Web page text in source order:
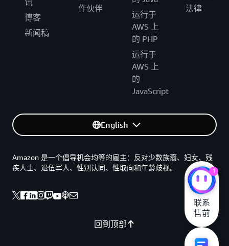
讯
博客
新闻稿
作伙伴
运行于
AWS 上
的 PHP
运行于
AWS 上
的
JavaScript
法律
English
回到顶部
Amazon 是一个倡导机会均等的雇主：反对少数族裔、妇女、残
疾人士、退伍军人、性别认同、性取向和年龄歧视。
1
联系
售前